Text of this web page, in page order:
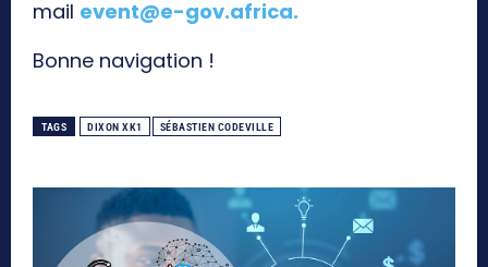
mail event@e-gov.africa.
Bonne navigation !
TAGS DIXON XK1 SÉBASTIEN CODEVILLE